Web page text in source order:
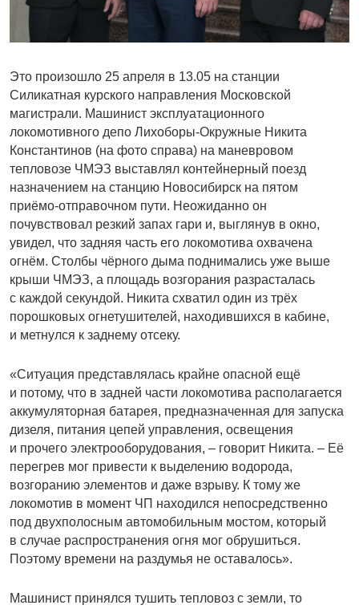
Это произошло 25 апреля в 13.05 на станции
Силикатная курского направления Московской
магистрали. Машинист эксплуатационного
локомотивного депо Лихоборы-Окружные Никита
Константинов (на фото справа) на маневровом
тепловозе ЧМЭЗ выставлял контейнерный поезд
назначением на станцию Новосибирск на пятом
приёмо-отправочном пути. Неожиданно он
почувствовал резкий запах гари и, выглянув в окно,
увидел, что задняя часть его локомотива охвачена
огнём. Столбы чёрного дыма поднимались уже выше
крыши ЧМЭЗ, а площадь возгорания разрасталась
с каждой секундой. Никита схватил один из трёх
порошковых огнетушителей, находившихся в кабине,
и метнулся к заднему отсеку.
«Ситуация представлялась крайне опасной ещё
и потому, что в задней части локомотива располагается
аккумуляторная батарея, предназначенная для запуска
дизеля, питания цепей управления, освещения
и прочего электрооборудования, – говорит Никита. – Её
перегрев мог привести к выделению водорода,
возгоранию элементов и даже взрыву. К тому же
локомотив в момент ЧП находился непосредственно
под двухполосным автомобильным мостом, который
в случае распространения огня мог обрушиться.
Поэтому времени на раздумья не оставалось».
Машинист принялся тушить тепловоз с земли, то